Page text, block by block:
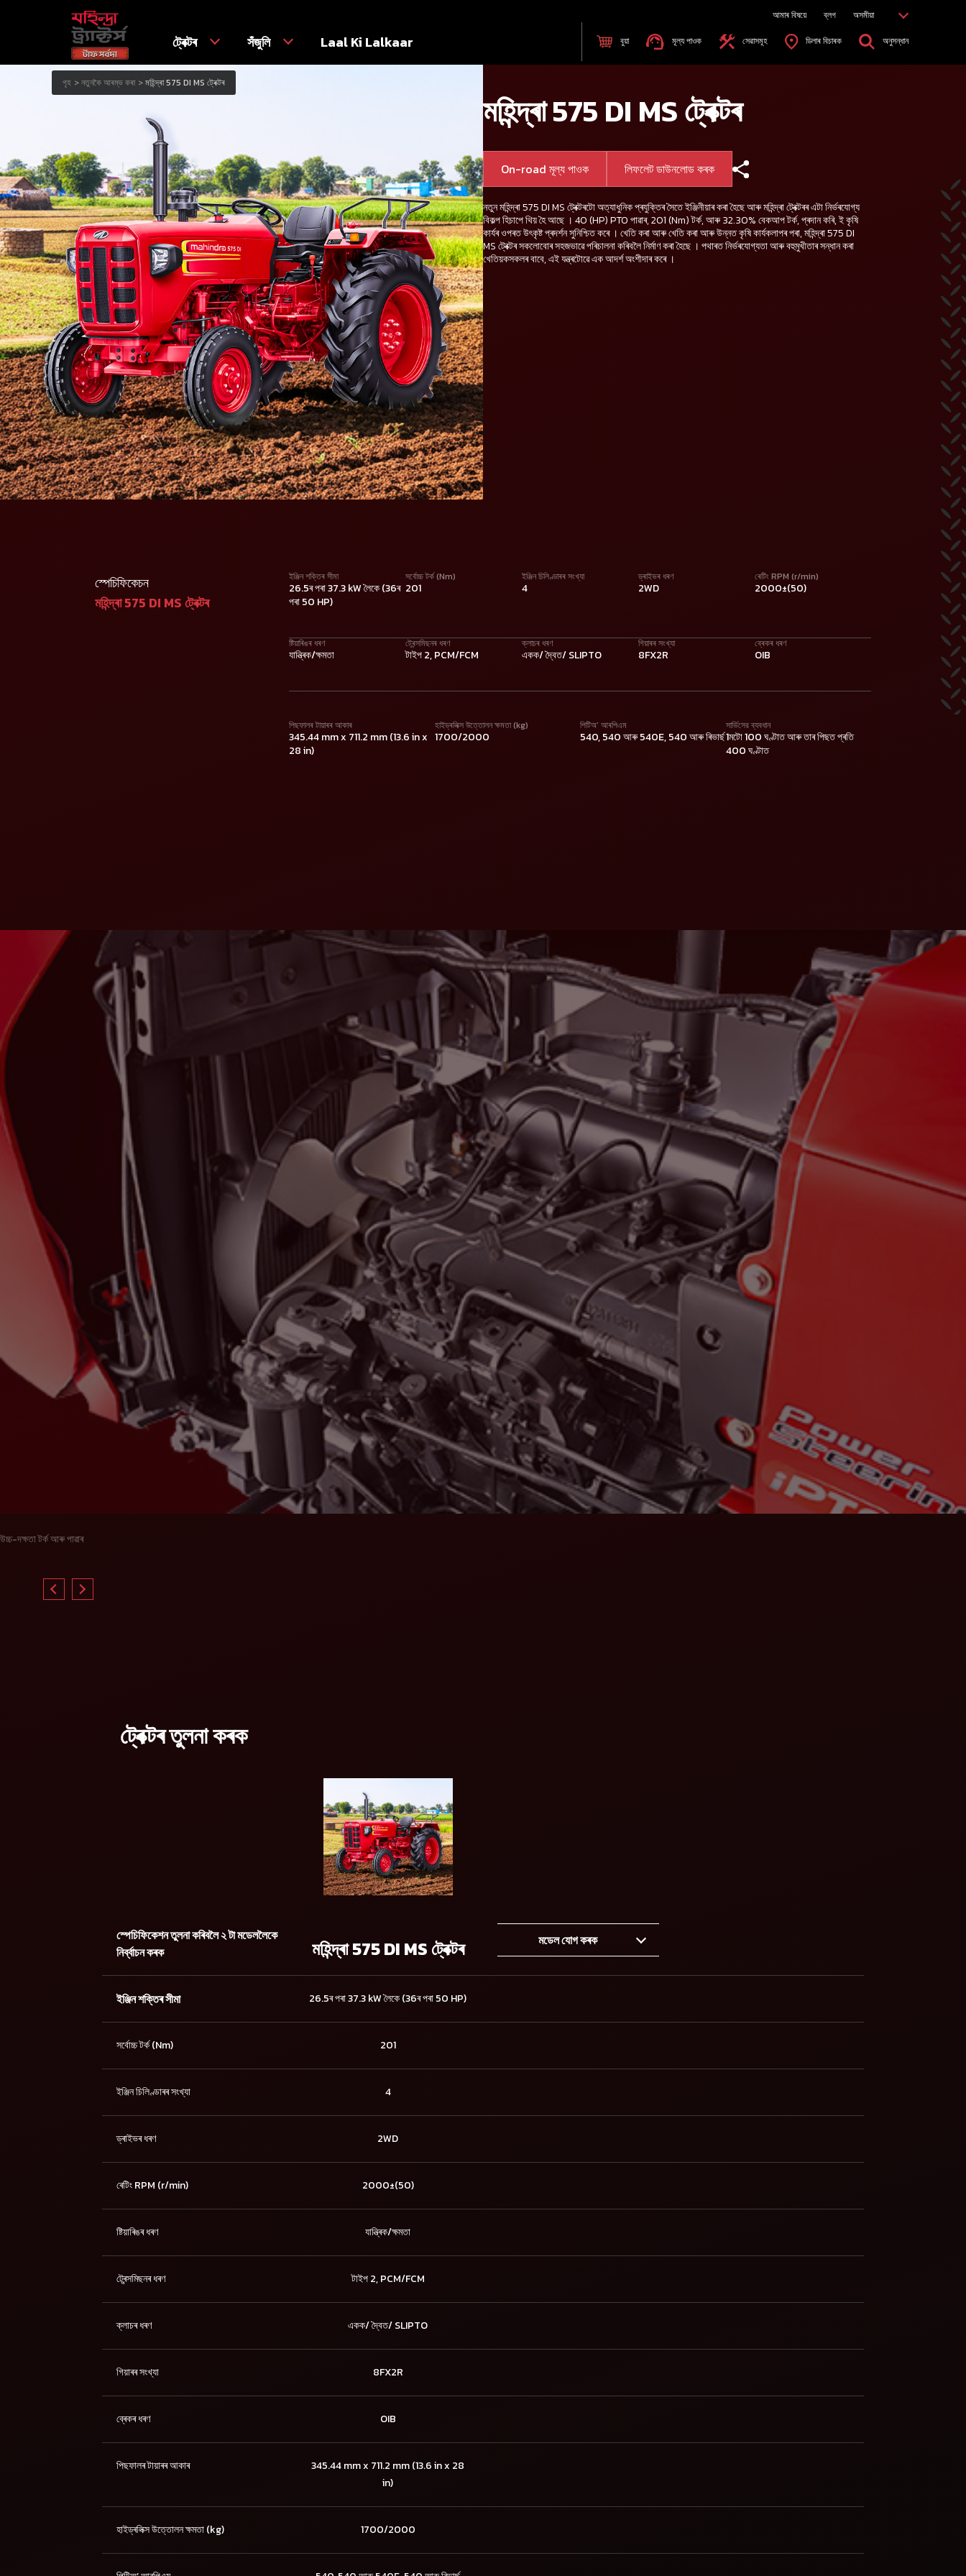
আমাৰ বিষয়ে ব্লগ অসমীয়া
ট্ৰেক্টৰ সঁজুলি Laal Ki Lalkaar বুয়া মূল্য পাওক সেৱাসমূহ ডিলাৰ বিচাৰক অনুসন্ধান
গৃহ নতুনকৈ আৰম্ভ কৰা মহিন্দ্ৰা 575 DI MS ট্ৰেক্টৰ
মহিন্দ্ৰা 575 DI MS ট্ৰেক্টৰ
On-road মূল্য পাওক লিফলেট ডাউনলোড কৰক
নতুন মহিন্দ্ৰা 575 DI MS ট্ৰেক্টৰটো অত্যাধুনিক প্ৰযুক্তিৰ সৈতে ইঞ্জিনীয়াৰ কৰা হৈছে আৰু মহিন্দ্ৰা ট্ৰেক্টৰৰ এটা নিৰ্ভৰযোগ্য
বিকল্প হিচাপে থিয় হৈ আছে । 40 (HP) PTO পাৱাৰ, 201 (Nm) টৰ্ক, আৰু 32.30% বেকআপ টৰ্ক, প্ৰদান কৰি, ই কৃষি
কাৰ্যৰ ওপৰত উৎকৃষ্ট প্ৰদৰ্শন সুনিশ্চিত কৰে । খেতি কৰা আৰু খেতি কৰা আৰু উন্নত কৃষি কাৰ্যকলাপৰ পৰা, মহিন্দ্ৰা 575 DI
MS ট্ৰেক্টৰ সকলোবোৰ সহজভাৱে পৰিচালনা কৰিবলৈ নিৰ্মাণ কৰা হৈছে । পথাৰত নিৰ্ভৰযোগ্যতা আৰু বহুমুখীতাৰ সন্ধান কৰা
খেতিয়কসকলৰ বাবে, এই যন্ত্ৰটোৱে এক আদৰ্শ অংশীদাৰ কৰে ।
স্পেচিফিকেচন
মহিন্দ্ৰা 575 DI MS ট্ৰেক্টৰ
ইঞ্জিন শক্তিৰ সীমা
26.5ৰ পৰা 37.3 kW লৈকে (36ৰ
পৰা 50 HP)
সৰ্বোচ্চ টৰ্ক (Nm)
201
ইঞ্জিন চিলিণ্ডাৰৰ সংখ্যা
4
ড্ৰাইভৰ ধৰণ
2WD
ৰেটিং RPM (r/min)
2000±(50)
ষ্টিয়াৰিঙৰ ধৰণ
যান্ত্ৰিক/ক্ষমতা
ট্ৰেন্সমিছনৰ ধৰণ
টাইপ 2, PCM/FCM
ক্লাচৰ ধৰণ
একক/ দ্বৈত/ SLIPTO
গিয়াৰৰ সংখ্যা
8FX2R
ব্ৰেকৰ ধৰণ
OIB
পিছফালৰ টায়াৰৰ আকাৰ
345.44 mm x 711.2 mm (13.6 in x
28 in)
হাইড্ৰলিক্স উত্তোলন ক্ষমতা (kg)
1700/2000
পিটিঅ’ আৰপিএম
540, 540 আৰু 540E, 540 আৰু ৰিভাৰ্ছ
সার্ভিসের ব্যবধান
1মটো 100 ঘণ্টাত আৰু তাৰ পিছত প্ৰতি
400 ঘণ্টাত
উচ্চ-দক্ষতা টৰ্ক আৰু পাৱাৰ
ট্ৰেক্টৰ তুলনা কৰক
স্পেচিফিকেশন তুলনা কৰিবলৈ ২ টা মডেললৈকে
নিৰ্ব্বাচন কৰক
মহিন্দ্ৰা 575 DI MS ট্ৰেক্টৰ মডেল যোগ কৰক
ইঞ্জিন শক্তিৰ সীমা 26.5ৰ পৰা 37.3 kW লৈকে (36ৰ পৰা 50 HP)
সৰ্বোচ্চ টৰ্ক (Nm) 201
ইঞ্জিন চিলিণ্ডাৰৰ সংখ্যা 4
ড্ৰাইভৰ ধৰণ 2WD
ৰেটিং RPM (r/min) 2000±(50)
ষ্টিয়াৰিঙৰ ধৰণ যান্ত্ৰিক/ক্ষমতা
ট্ৰেন্সমিছনৰ ধৰণ টাইপ 2, PCM/FCM
ক্লাচৰ ধৰণ একক/ দ্বৈত/ SLIPTO
গিয়াৰৰ সংখ্যা 8FX2R
ব্ৰেকৰ ধৰণ OIB
পিছফালৰ টায়াৰৰ আকাৰ
345.44 mm x 711.2 mm (13.6 in x 28
in)
হাইড্ৰলিক্স উত্তোলন ক্ষমতা (kg) 1700/2000